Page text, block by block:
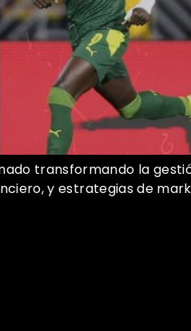
transformando la
y estrategias de